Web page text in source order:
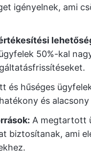
igényelnek, ami
50%-kal
és hűséges
és
A megtartott
biztosítanak, ami